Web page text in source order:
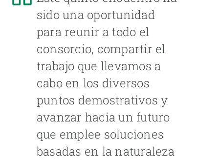
sido una oportunidad
para reunir a todo el
consorcio, compartir el
trabajo que llevamos a
cabo en los diversos
puntos demostrativos y
avanzar hacia un futuro
que emplee soluciones
basadas en la naturaleza